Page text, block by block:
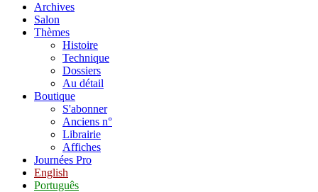
Archives
Salon
Thèmes
Histoire
Technique
Dossiers
Au détail
Boutique
S'abonner
Anciens n°
Librairie
Affiches
Journées Pro
English
Português